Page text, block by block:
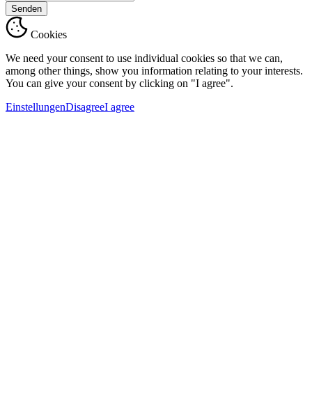
Senden
Cookies
We need your consent to use individual cookies so that we can,
among other things, show you information relating to your interests.
You can give your consent by clicking on "I agree".
EinstellungenDisagreeI agree